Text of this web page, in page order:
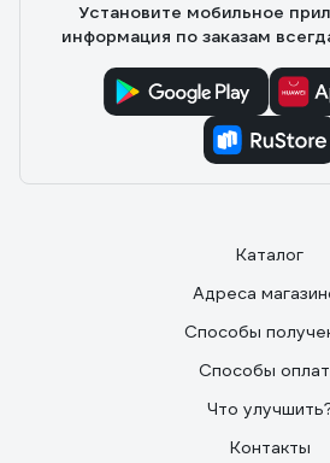
Установите мобильное
информация по заказам
Каталог
Адреса
Способы
Способы
Что
Контакты